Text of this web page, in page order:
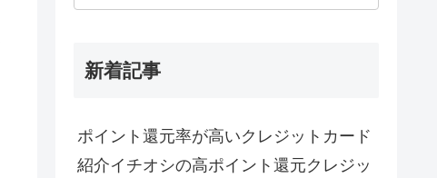
新着記事
ポイント還元率が高いクレジットカード
紹介イチオシの高ポイント還元クレジッ